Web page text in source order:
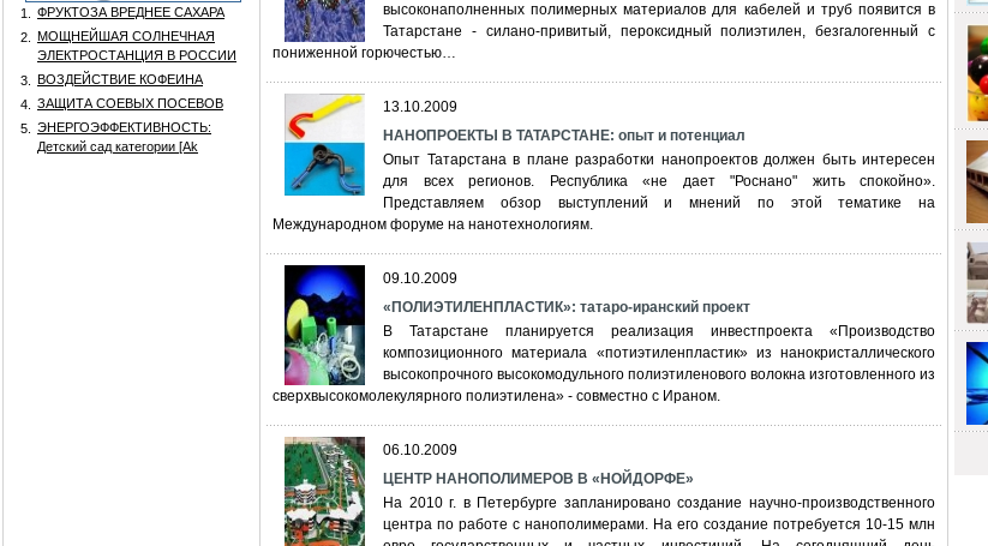
1.
ФРУКТОЗА ВРЕДНЕЕ САХАРА
2.
МОЩНЕЙШАЯ СОЛНЕЧНАЯ
ЭЛЕКТРОСТАНЦИЯ В РОССИИ
3.
ВОЗДЕЙСТВИЕ КОФЕИНА
4.
ЗАЩИТА СОЕВЫХ ПОСЕВОВ
5.
ЭНЕРГОЭФФЕКТИВНОСТЬ:
Детский сад категории [Аk
высоконаполненных полимерных материалов для кабелей и труб появится в
Татарстане - силано-привитый, пероксидный полиэтилен, безгалогенный с
пониженной горючестью…
13.10.2009
НАНОПРОЕКТЫ В ТАТАРСТАНЕ: опыт и потенциал
Опыт Татарстана в плане разработки нанопроектов должен быть интересен
для всех регионов. Республика «не дает "Роснано" жить спокойно».
Представляем обзор выступлений и мнений по этой тематике на
Международном форуме на нанотехнологиям.
09.10.2009
«ПОЛИЭТИЛЕНПЛАСТИК»: татаро-иранский проект
В Татарстане планируется реализация инвестпроекта «Производство
композиционного материала «потиэтиленпластик» из нанокристаллического
высокопрочного высокомодульного полиэтиленового волокна изготовленного из
сверхвысокомолекулярного полиэтилена» - совместно с Ираном.
06.10.2009
ЦЕНТР НАНОПОЛИМЕРОВ В «НОЙДОРФЕ»
На 2010 г. в Петербурге запланировано создание научно-производственного
центра по работе с нанополимерами. На его создание потребуется 10-15 млн